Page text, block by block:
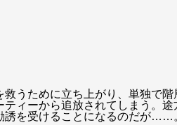
うために立ち上がり、単独で
ィーから追放されてしまう。
を受けることになるのだが……